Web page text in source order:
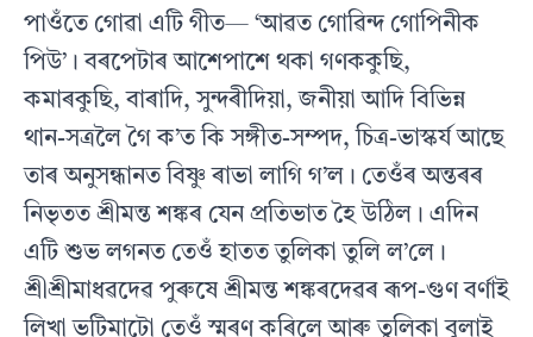
পাওঁতে গোৱা এটি গীত— ‘আৱত গোৱিন্দ গোপিনীক
পিউ’। বৰপেটাৰ আশেপাশে থকা গণককুছি,
কমাৰকুছি, বাৰাদি, সুন্দৰীদিয়া, জনীয়া আদি বিভিন্ন
থান-সত্ৰলৈ গৈ ক’ত কি সঙ্গীত-সম্পদ, চিত্ৰ-ভাস্কৰ্য আছে
তাৰ অনুসন্ধানত বিষ্ণু ৰাভা লাগি গ’ল। তেওঁৰ অন্তৰৰ
নিভৃতত শ্ৰীমন্ত শঙ্কৰ যেন প্ৰতিভাত হৈ উঠিল। এদিন
এটি শুভ লগনত তেওঁ হাতত তুলিকা তুলি ল’লে।
শ্ৰীশ্ৰীমাধৱদেৱ পুৰুষে শ্ৰীমন্ত শঙ্কৰদেৱৰ ৰূপ-গুণ বৰ্ণাই
লিখা ভটিমাটো তেওঁ স্মৰণ কৰিলে আৰু তুলিকা বুলাই